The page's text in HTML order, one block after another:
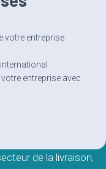
votre entreprise
entreprise avec
de la livraison,